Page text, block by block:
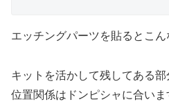
エッチングパーツを貼るとこん
キットを活かして残してある部
位置関係はドンピシャに合いま